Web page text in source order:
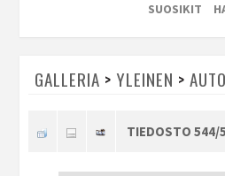
SUOSIKIT
GALLERIA > YLEINEN >
TIEDOSTO 544/